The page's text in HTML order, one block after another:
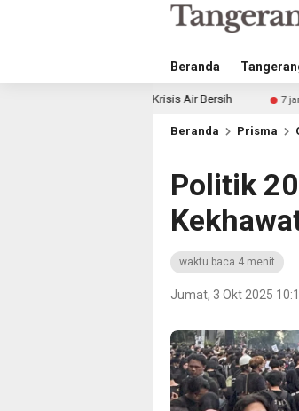
Beranda
7 jam lalu
Beranda Prisma
Politik
waktu baca 4 menit
Jumat, 3 Okt 2025